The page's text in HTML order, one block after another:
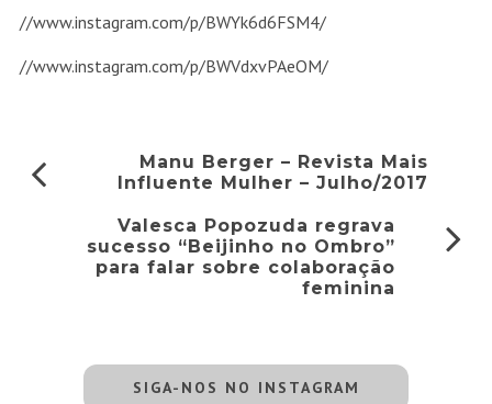
//www.instagram.com/p/BWYk6d6FSM4/
//www.instagram.com/p/BWVdxvPAeOM/
Manu Berger – Revista Mais
Influente Mulher – Julho/2017
Valesca Popozuda regrava
sucesso “Beijinho no Ombro”
para falar sobre colaboração
feminina
SIGA-NOS NO INSTAGRAM